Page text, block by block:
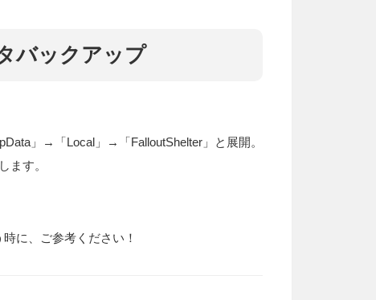
バックアップ
」→「Local」→「FalloutShelter」と展開。
ます。
に、ご参考ください！